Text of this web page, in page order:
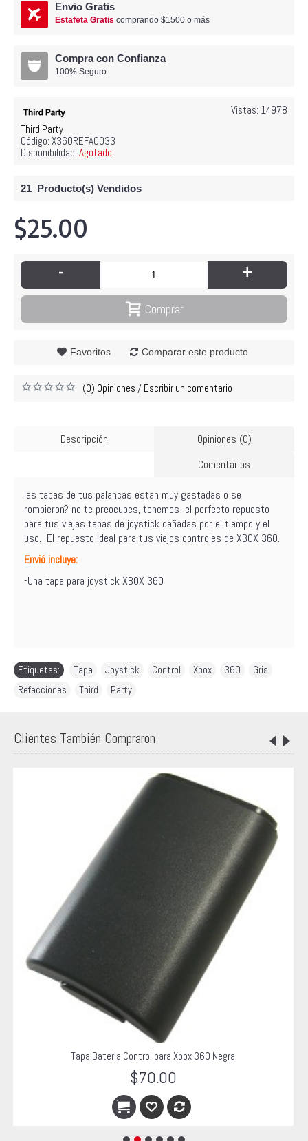
Envio Gratis
Estafeta Gratis comprando $1500 o más
Compra con Confianza
100% Seguro
Vistas: 14978
Third Party
Código: X360REFA0033
Disponibilidad: Agotado
21 Producto(s) Vendidos
$25.00
- +
Comprar
Favoritos Comparar este producto
(0) Opiniones / Escribir un comentario
Descripción
Opiniones (0)
Comentarios
las tapas de tus palancas estan muy gastadas o se
rompieron? no te preocupes, tenemos el perfecto repuesto
para tus viejas tapas de joystick dañadas por el tiempo y el
uso. El repuesto ideal para tus viejos controles de XBOX 360.
Envió incluye:
-Una tapa para joystick XBOX 360
Etiquetas: Tapa Joystick Control Xbox 360 Gris
Refacciones
Third Party
Clientes También Compraron
Tapa Bateria Control para Xbox 360 Negra
$70.00